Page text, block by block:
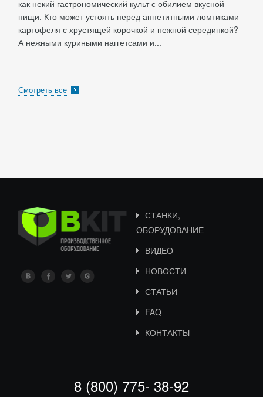
как некий гастрономический культ с обилием вкусной
пищи. Кто может устоять перед аппетитными ломтиками
картофеля с хрустящей корочкой и нежной серединкой?
А нежными куриными наггетсами и...
Смотреть все
СТАНКИ,
ОБОРУДОВАНИЕ
ВИДЕО
НОВОСТИ
СТАТЬИ
FAQ
КОНТАКТЫ
8 (800) 775- 38-92